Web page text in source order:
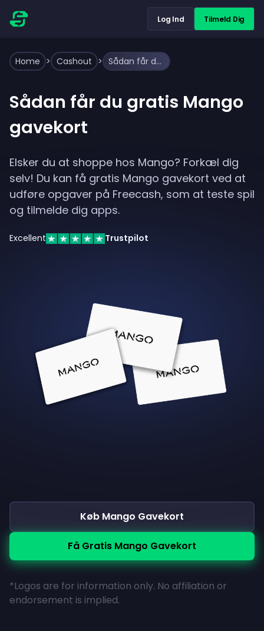
Log Ind Tilmeld Dig
Home > Cashout > Sådan får du gratis Mango gavekort
Sådan får du gratis Mango
gavekort
Elsker du at shoppe hos Mango? Forkæl dig
selv! Du kan få gratis Mango gavekort ved at
udføre opgaver på Freecash, som at teste spil
og tilmelde dig apps.
Excellent Trustpilot
Køb Mango Gavekort
Få Gratis Mango Gavekort
*Logos are for information only. No affiliation or
endorsement is implied.